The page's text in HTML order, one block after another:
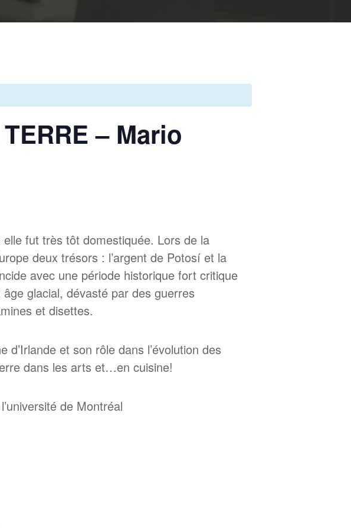
– Mario
fut très tôt domestiquée. Lors de la
deux trésors : l’argent de Potosí et la
avec une période historique fort critique
glacial, dévasté par des guerres
et disettes.
et son rôle dans l’évolution des
dans les arts et…en cuisine!
de Montréal